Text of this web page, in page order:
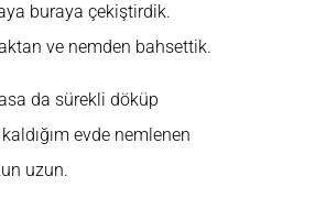
buraya çekiştirdik.
ve nemden bahsettik.
da sürekli döküp
evde nemlenen
uzun.